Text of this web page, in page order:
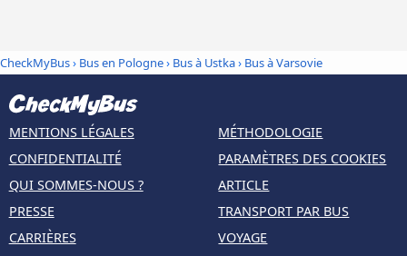
CheckMyBus› Bus en Pologne› Bus à Ustka› Bus à Varsovie
MENTIONS LÉGALES
CONFIDENTIALITÉ
QUI SOMMES-NOUS ?
PRESSE
CARRIÈRES
MÉTHODOLOGIE
PARAMÈTRES DES COOKIES
ARTICLE
TRANSPORT PAR BUS
VOYAGE